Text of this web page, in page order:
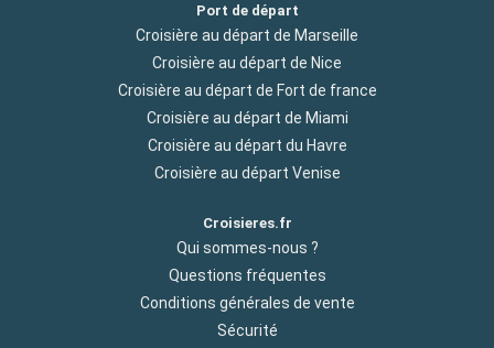
Port de départ
Croisière au départ de Marseille
Croisière au départ de Nice
Croisière au départ de Fort de france
Croisière au départ de Miami
Croisière au départ du Havre
Croisière au départ Venise
Croisieres.fr
Qui sommes-nous ?
Questions fréquentes
Conditions générales de vente
Sécurité